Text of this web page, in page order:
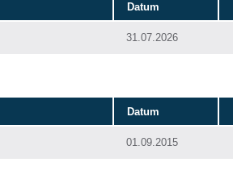
Datum
31.07.2026
Datum
01.09.2015